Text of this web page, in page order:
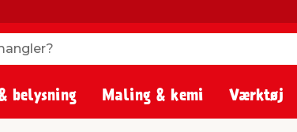
belysning Maling & kemi Værktøj